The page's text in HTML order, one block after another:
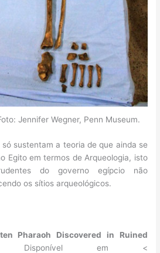
Jennifer Wegner, Penn Museum.
sustentam a teoria de que ainda se
Egito em termos de Arqueologia, isto
do governo egípcio não
os sítios arqueológicos.
Pharaoh Discovered in Ruined
em <